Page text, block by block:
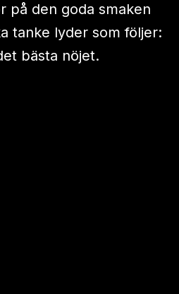
på den goda smaken
tanke lyder som följer:
bästa nöjet.